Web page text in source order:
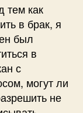
тем как
в брак, я
был
в
с
могут ли
не